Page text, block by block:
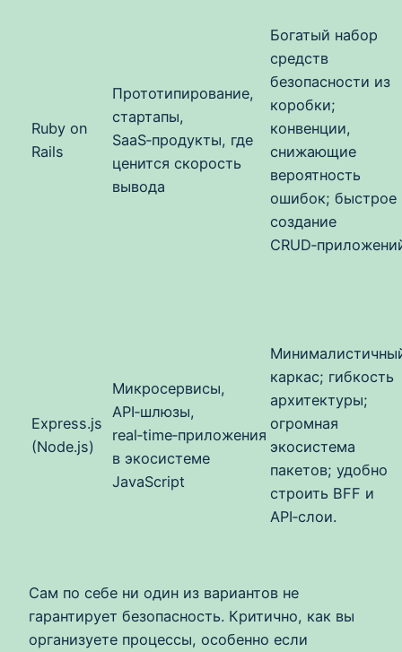
Ruby on
Rails
Прототипирование,
стартапы,
SaaS‑продукты, где
ценится скорость
вывода
Богатый набор
средств
безопасности из
коробки;
конвенции,
снижающие
вероятность
ошибок; быстрое
создание
Express.js
(Node.js)
Микросервисы,
API‑шлюзы,
real‑time‑приложения
в экосистеме
JavaScript
каркас; гибкость
архитектуры;
огромная
экосистема
пакетов; удобно
строить BFF и
API‑слои.
Сам по себе ни один из вариантов не
гарантирует безопасность. Критично, как вы
организуете процессы, особенно если